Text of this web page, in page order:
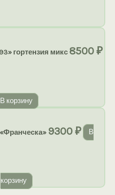
гортензия микс 8500₽
В корзину
9300₽ В
корзину